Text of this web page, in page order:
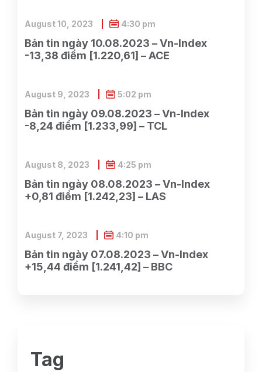
Bản tin ngày 10.08.2023 – Vn-Index
-13,38 điểm [1.220,61] – ACE
August 10, 2023 4:30 pm
Bản tin ngày 09.08.2023 – Vn-Index
-8,24 điểm [1.233,99] – TCL
August 9, 2023 5:02 pm
Bản tin ngày 08.08.2023 – Vn-Index
+0,81 điểm [1.242,23] – LAS
August 8, 2023 4:25 pm
Bản tin ngày 07.08.2023 – Vn-Index
+15,44 điểm [1.241,42] – BBC
August 7, 2023 4:10 pm
Tag